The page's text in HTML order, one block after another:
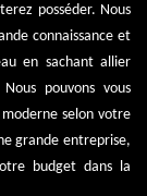
posséder. Nous
connaissance et
en sachant allier
pouvons vous
selon votre
grande entreprise,
budget dans la